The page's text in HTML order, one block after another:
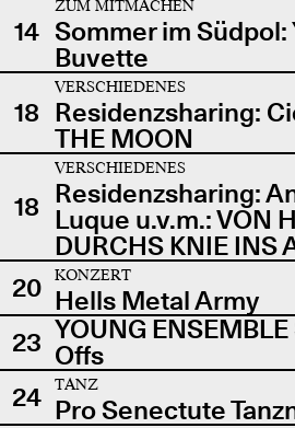
14
ZUM MITMACHEN
Sommer im Südpol:
Buvette
18
VERSCHIEDENES
Residenzsharing:
THE MOON
18
VERSCHIEDENES
Residenzsharing:
Luque u.v.m.: VON
DURCHS KNIE INS
20
KONZERT
Hells Metal Army
23 YOUNG
Offs
24
TANZ
Pro Senectute